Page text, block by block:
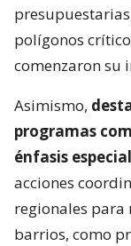
polígonos
comenzaron su
Asimismo,
programas
énfasis
acciones
regionales para
barrios, como